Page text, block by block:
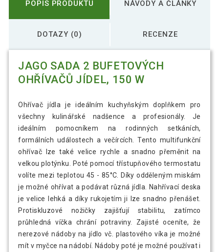
POPIS PRODUKTU NÁVODY A ČLÁNKY
DOTAZY (0) RECENZE
JAGO SADA 2 BUFETOVÝCH
OHŘÍVAČŮ JÍDEL, 150 W
Ohřívač jídla je ideálním kuchyňským doplňkem pro
všechny kulinářské nadšence a profesionály. Je
ideálním pomocníkem na rodinných setkáních,
formálních událostech a večírcích. Tento multifunkční
ohřívač lze také velice rychle a snadno přeměnit na
velkou plotýnku. Poté pomocí třístupňového termostatu
volíte mezi teplotou 45 - 85°C. Díky odděleným miskám
je možné ohřívat a podávat různá jídla. Nahřívací deska
je velice lehká a díky rukojetím ji lze snadno přenášet.
Protiskluzové nožičky zajišťují stabilitu, zatímco
průhledná víčka chrání potraviny. Zajisté oceníte, že
nerezové nádoby na jídlo vč. plastového víka je možné
mít v myčce na nádobí. Nádoby poté je možné používat i